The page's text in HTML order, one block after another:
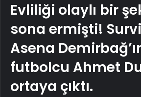
Evliliği olaylı bir
sona ermişti!
Asena
futbolcu Ahmet
ortaya çıktı.